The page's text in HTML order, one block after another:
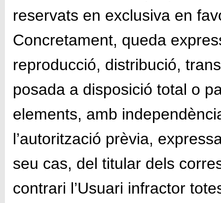
reservats en exclusiva en
Concretament, queda
reproducció, distribució,
posada a disposició total o
elements, amb
l’autorització prèvia,
seu cas, del titular dels
contrari l’Usuari infractor